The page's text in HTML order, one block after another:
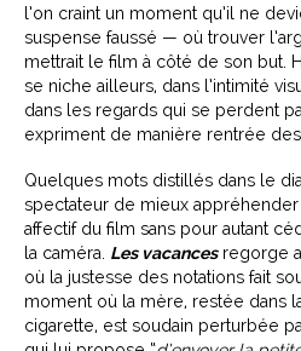
l’on craint un moment qu’il ne
suspense faussé — où trouver
mettrait le film à côté de son but.
se niche ailleurs, dans l’intimité
dans les regards qui se perdent
expriment de manière rentrée
Quelques mots distillés dans le
spectateur de mieux
affectif du film sans pour autant
la caméra. Les vacancesregorge
où la justesse des notations fait
moment où la mère, restée dans
cigarette, est soudain perturbée